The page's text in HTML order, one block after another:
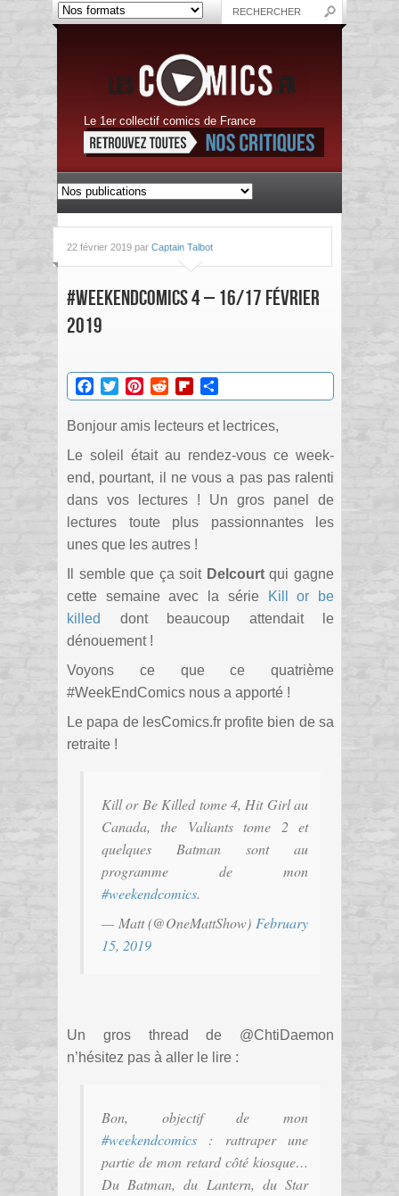
Le 1er collectif comics de France
22 février 2019 par Captain Talbot
#WeekEndComics 4 – 16/17 février
2019
Facebook
TwitterPinterestRedditFlipboard
Bonjour amis lecteurs et lectrices,
Le soleil était au rendez-vous ce week-
end, pourtant, il ne vous a pas pas ralenti
dans vos lectures ! Un gros panel de
lectures toute plus passionnantes les
unes que les autres !
Il semble que ça soit Delcourtqui gagne
cette semaine avec la série
Kill or be
killed
dont beaucoup attendait le
dénouement !
Voyons ce que ce quatrième
#WeekEndComics nous a apporté !
Le papa de lesComics.fr profite bien de sa
retraite !
Kill or Be Killed tome 4, Hit Girl au
Canada, the Valiants tome 2 et
quelques Batman sont au
programme de mon
#weekendcomics.
— Matt (@OneMattShow) February
15, 2019
Un gros thread de @ChtiDaemon
n’hésitez pas à aller le lire :
Bon, objectif de mon
#weekendcomics : rattraper une
partie de mon retard côté kiosque…
Du Batman, du Lantern, du Star